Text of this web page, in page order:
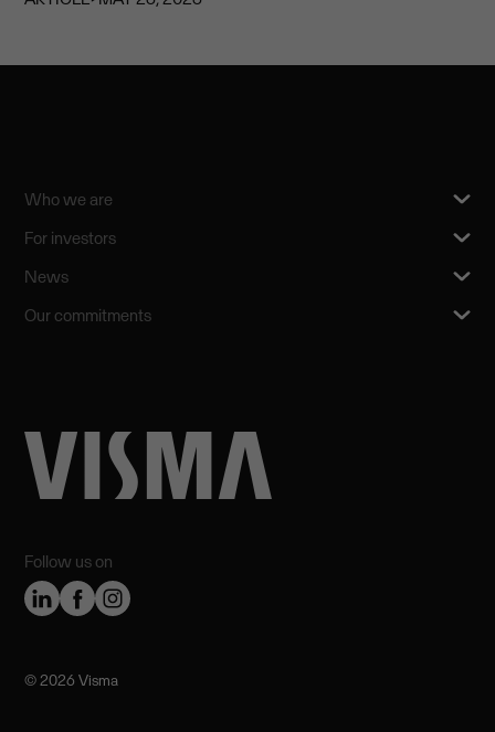
Follow us on
Who we are
For investors
News
Our commitments
©️ 2026 Visma